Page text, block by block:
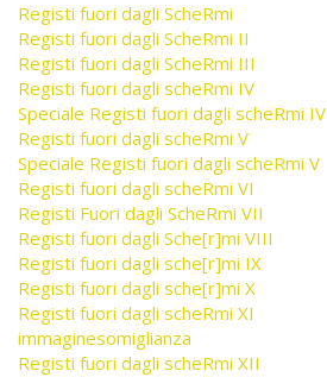
Registi fuori dagli ScheRmi
Registi fuori dagli ScheRmi II
Registi fuori dagli ScheRmi III
Registi fuori dagli scheRmi IV
Speciale Registi fuori dagli scheRmi IV
Registi fuori dagli scheRmi V
Speciale Registi fuori dagli scheRmi V
Registi fuori dagli scheRmi VI
Registi Fuori dagli ScheRmi VII
Registi fuori dagli Sche[r]mi VIII
Registi fuori dagli sche[r]mi IX
Registi fuori dagli sche[r]mi X
Registi fuori dagli scheRmi XI
immaginesomiglianza
Registi fuori dagli scheRmi XII